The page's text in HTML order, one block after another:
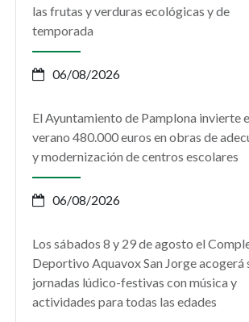
las frutas y verduras ecológicas y de
temporada
06/08/2026
El Ayuntamiento de Pamplona invierte
verano 480.000 euros en obras de
y modernización de centros escolares
06/08/2026
Los sábados 8 y 29 de agosto el
Deportivo Aquavox San Jorge acogerá
jornadas lúdico-festivas con música y
actividades para todas las edades